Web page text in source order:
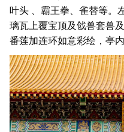
叶头 、霸王拳、雀替等。
璃瓦上覆宝顶及戗兽套兽
番莲加连环如意彩绘，亭